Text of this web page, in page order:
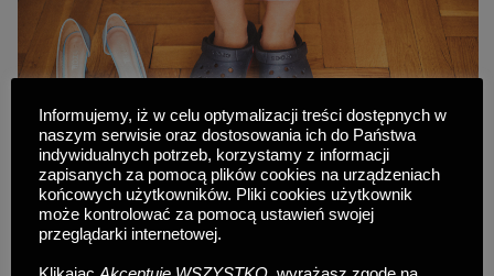
Informujemy, iż w celu optymalizacji treści dostępnych w
naszym serwisie oraz dostosowania ich do Państwa
indywidualnych potrzeb, korzystamy z informacji
zapisanych za pomocą plików cookies na urządzeniach
końcowych użytkowników. Pliki cookies użytkownik
może kontrolować za pomocą ustawień swojej
przeglądarki internetowej.